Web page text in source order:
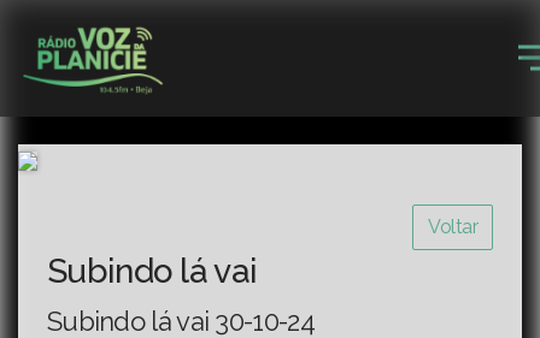
Voltar
Subindo lá vai
Subindo lá vai 30-10-24